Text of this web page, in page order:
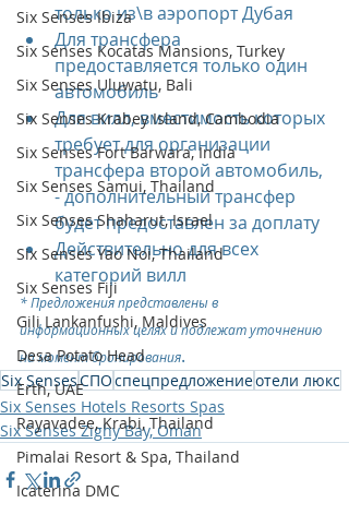
Six Senses Ibiza
Six Senses Kocatas Mansions, Turkey
Six Senses Uluwatu, Bali
Six Senses Krabey Island, Cambodia
Six Senses Fort Barwara, India
Six Senses Samui, Thailand
Six Senses Shaharut, Israel
Six Senses Yao Noi, Thailand
Six Senses Fiji
Gili Lankanfushi, Maldives
Desa Potato Head
Erth, UAE
Rayavadee, Krabi, Thailand
Pimalai Resort & Spa, Thailand
Icaterina DMC
только из\в аэропорт Дубая
Для трансфера
предоставляется только один
автомобиль
Для вилл, вместимость которых
требует для организации
трансфера второй автомобиль,
- дополнительный трансфер
будет предоставлен за доплату
Действительно для всех
категорий вилл
* Предложения представлены в
информационных целях и подлежат уточнению
на момент бронирования.
Six SensesСПОспецпредложениеотели люкс
Six Senses Hotels Resorts Spas
Six Senses Zighy Bay, Oman